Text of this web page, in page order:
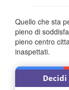
Quello che sta
pieno di
pieno centro
inaspettati.